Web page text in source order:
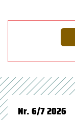
Nr. 6/7 2026